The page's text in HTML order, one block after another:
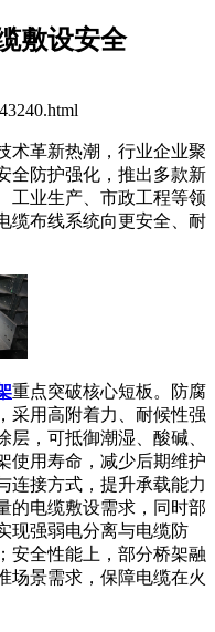
敷设安全
术革新热潮，行业企业聚
全防护强化，推出多款新
工业生产、市政工程等领
缆布线系统向更安全、耐
重点突破核心短板。防腐
采用高附着力、耐候性强
，可抵御潮湿、酸碱、
使用寿命，减少后期维护
连接方式，提升承载能力
的电缆敷设需求，同时部
现强弱电分离与电缆防
安全性能上，部分桥架融
场景需求，保障电缆在火